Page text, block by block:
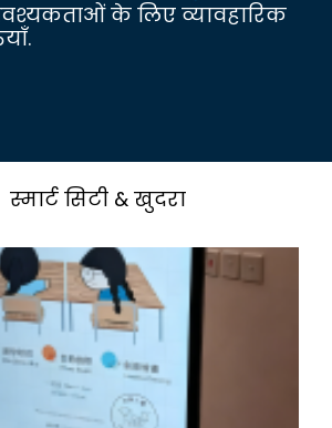
के लिए व्यावहारिक
स्मार्ट सिटी & खुदरा